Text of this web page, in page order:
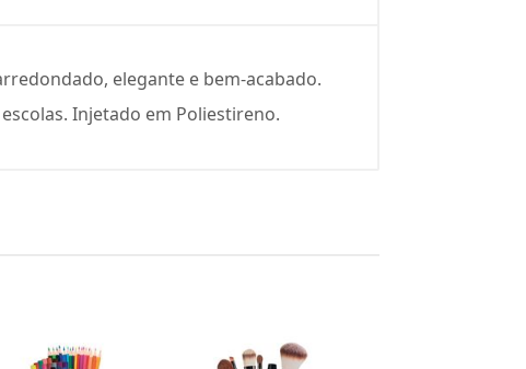
elegante e bem-acabado.
Injetado em Poliestireno.